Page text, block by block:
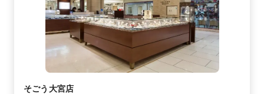
そごう大宮店